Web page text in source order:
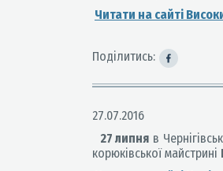
Читати на сайті
Поділитись:
27.07.2016
27 липня в
корюківської майстрині